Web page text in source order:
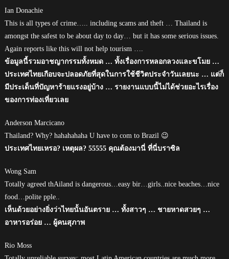
Ian Donachie
This is all types of crime….. including scams and theft … Thailand is
amongst the safest to be about day to day… but it has some serious issues.
Again reports like this will not help tourism ….
ข้อมูลนี้รวมอาชญากรรมทั้งหมด … ทั้งเรื่องการหลอกลวงและขโมย …
ประเทศไทยเกือบจะปลอดภัยที่สุดในการใช้ชีวิตประจำวันเลยนะ … แต่ก็
มีประเด็นที่ปัญหาร้ายแรงอยู่บ้าง … รายงานแบบนี้ไม่ได้ช่วยอะไรเรื่อง
ของการท่องเที่ยวเลย
Anderson Marcicano
Thailand? Why? hahahahaha U have to com to Brazil 😉
ประเทศไทยเหรอ? เหตุผล? 55555 คุณต้องมานี่ ที่นี่บราซิล
Wong Sam
Totally agreed thAiland is dangerous…easy bir…girls..nice beaches…nice
food…polite pple..
เห็นด้วยอย่างยิ่งว่าไทยนั้นอันตราย … ทั้งสาวๆ … ชายหาดสวยๆ …
อาหารอร่อย … ผู้คนสุภาพ
Rio Moss